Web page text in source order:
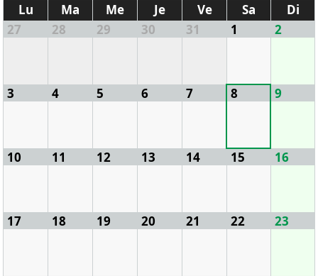
Lu Ma Me Je Ve Sa
Di
27
28 29 30 31 1 2
3 4 5 6 7 8 9
10 11 12 13 14 15 16
17 18 19 20 21 22 23